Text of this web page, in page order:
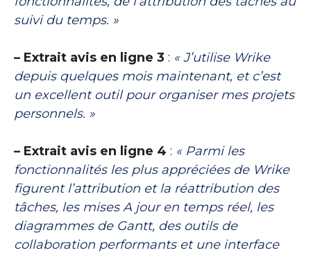
suivi du temps. »
– Extrait avis en ligne 3 : « J’utilise Wrike
depuis quelques mois maintenant, et c’est
un excellent outil pour organiser mes projets
personnels. »
– Extrait avis en ligne 4 : « Parmi les
fonctionnalités les plus appréciées de Wrike
figurent l’attribution et la réattribution des
tâches, les mises A jour en temps réel, les
diagrammes de Gantt, des outils de
collaboration performants et une interface